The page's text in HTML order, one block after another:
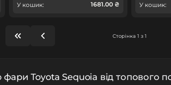
У кошик: 1681.00 ₴ У кошик:
Сторінка 1 з 1
фари Toyota Sequoia від топового